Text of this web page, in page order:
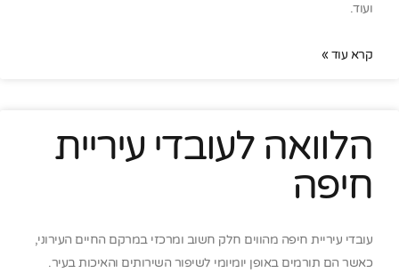
ועוד.
קרא עוד »
הלוואה לעובדי עיריית
חיפה
עובדי עיריית חיפה מהווים חלק חשוב ומרכזי במרקם החיים העירוני,
כאשר הם תורמים באופן יומיומי לשיפור השירותים והאיכות בעיר.